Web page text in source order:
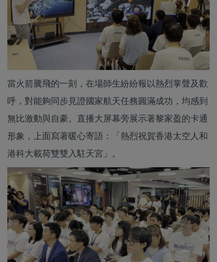
當火箭騰飛的一刻，在場師生紛紛報以熱烈掌聲及歡
呼，對能夠同步見證國家航天任務圓滿成功，均感到
無比激動與自豪。直播大屏幕旁展示著黎家盈的卡通
形象，上面寫著暖心寄語：「熱烈祝賀香港太空人和
港科大載荷雙雙入駐天宮」。